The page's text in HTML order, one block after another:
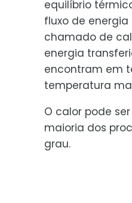
equilíbrio
fluxo de
chamado de
energia
encontram em
temperatura
O calor pode
maioria dos
grau.